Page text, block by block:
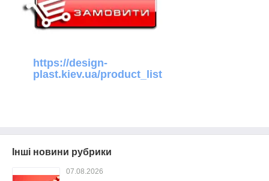
https://design-
plast.kiev.ua/product_list
Інші новини рубрики
07.08.2026